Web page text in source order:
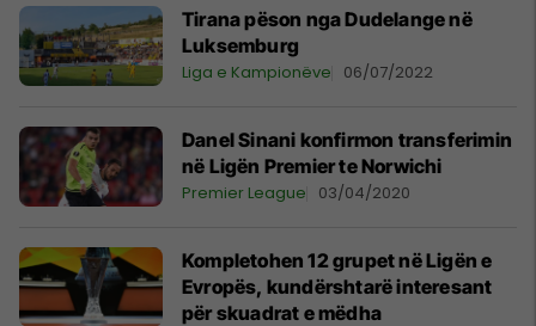
Tirana pëson nga Dudelange në
Luksemburg
Liga e Kampionëve 06/07/2022
Danel Sinani konfirmon transferimin
në Ligën Premier te Norwichi
Premier League 03/04/2020
Kompletohen 12 grupet në Ligën e
Evropës, kundërshtarë interesant
për skuadrat e mëdha